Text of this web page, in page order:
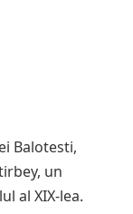
Balotesti,
un
al XIX-lea.